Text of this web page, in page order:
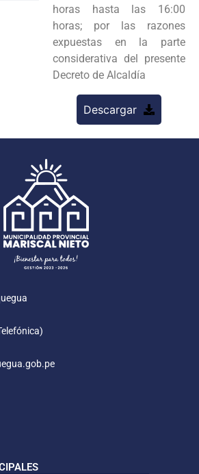
horas hasta las 16:00
horas; por las razones
expuestas en la parte
considerativa del presente
Decreto de Alcaldía
Descargar